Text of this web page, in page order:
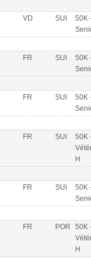
VD SUI
50K
FR SUI
50K
FR SUI
50K
FR SUI
50K
H
FR SUI
50K
FR POR
50K
H